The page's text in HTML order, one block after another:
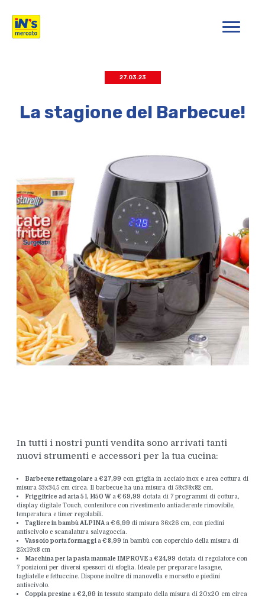
iN's Mercato
27.03.23
La stagione del Barbecue!
In tutti i nostri punti vendita sono arrivati tanti
nuovi strumenti e accessori per la tua cucina:
Barbecue rettangolare a€ 27,99 con griglia in acciaio inox e area cottura di
misura 53x34,5 cm circa. Il barbecue ha una misura di 58x38x82 cm.
Friggitrice ad aria 5 l, 1450 W a€ 69,99 dotata di 7 programmi di cottura,
display digitale Touch, contenitore con rivestimento antiaderente rimovibile,
temperatura e timer regolabili.
Tagliere in bambù ALPINAa€ 6,99 di misura 36x26 cm, con piedini
antiscivolo e scanalatura salvagoccia.
Vassoio porta formaggi a€ 8,99 in bambù con coperchio della misura di
25x19x8 cm
Macchina per la pasta manuale IMPROVE a€ 24,99 dotata di regolatore con
7 posizioni per diversi spessori di sfoglia. Ideale per preparare lasagne,
tagliatelle e fettuccine. Dispone inoltre di manovella e morsetto e piedini
antiscivolo.
Coppia presine a€ 2,99 in tessuto stampato della misura di 20x20 cm circa